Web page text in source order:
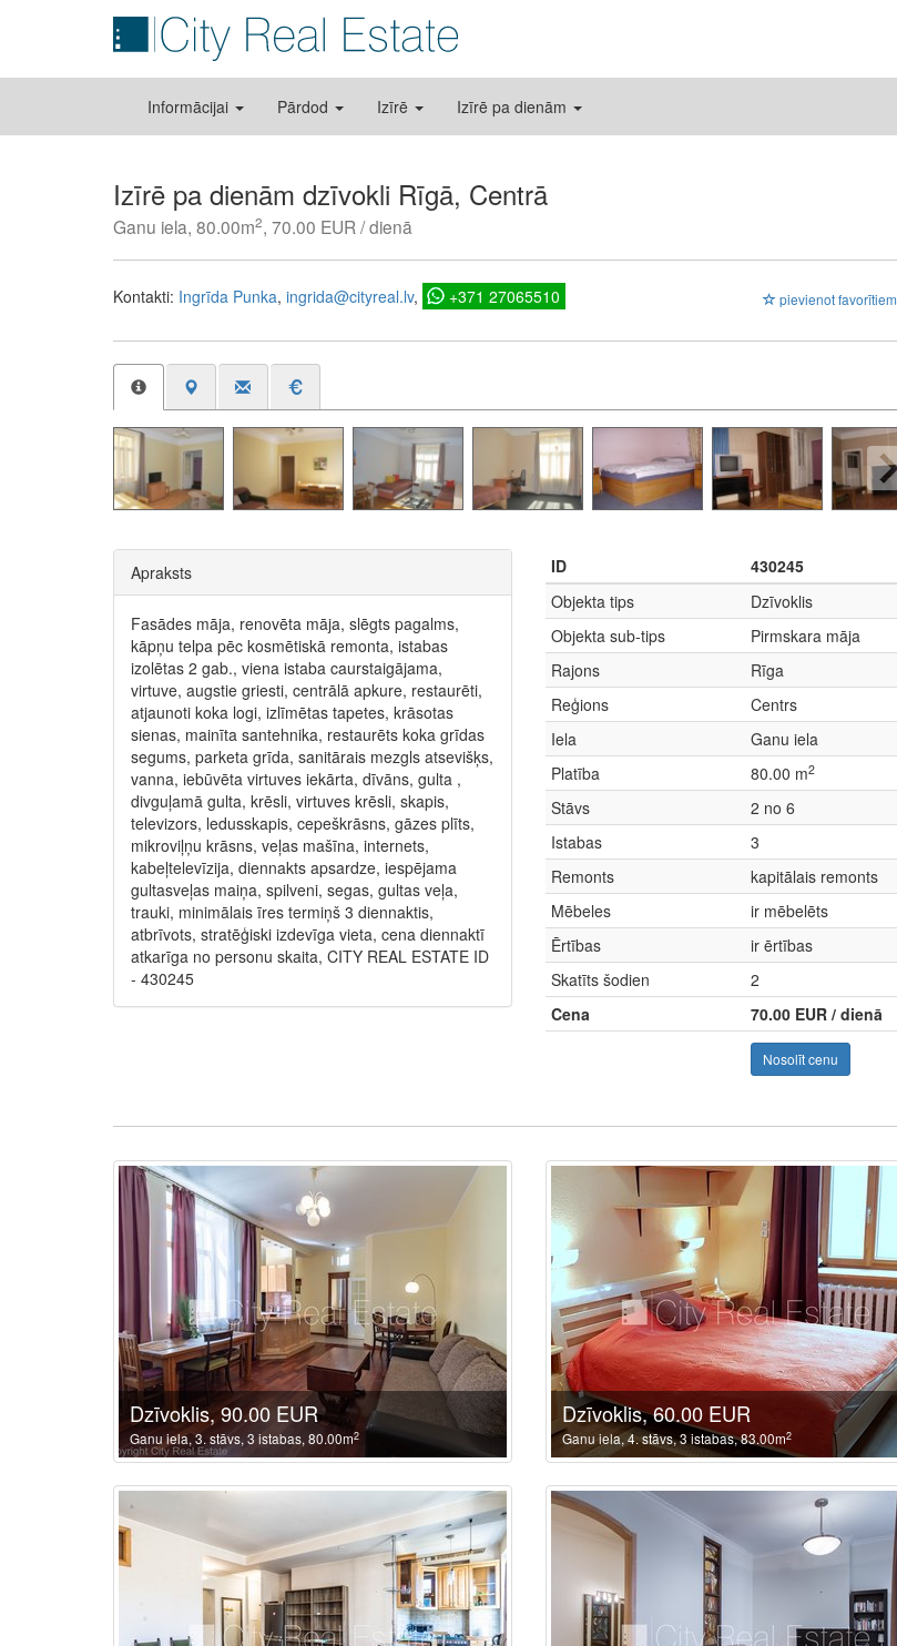
Informācijai Pārdod Izīrē Izīrē pa dienām
Izīrē pa dienām dzīvokli Rīgā, Centrā
Ganu iela, 80.00m2, 70.00 EUR / dienā
pievienot favorītiem
Kontakti: Ingrīda Punka ingrida@cityreal.lv +371 27065510
Apraksts
Fasādes māja, renovēta māja, slēgts pagalms,
kāpņu telpa pēc kosmētiskā remonta, istabas
izolētas 2 gab., viena istaba caurstaigājama,
virtuve, augstie griesti, centrālā apkure, restaurēti,
atjaunoti koka logi, izlīmētas tapetes, krāsotas
sienas, mainīta santehnika, restaurēts koka grīdas
segums, parketa grīda, sanitārais mezgls atsevišķs,
vanna, iebūvēta virtuves iekārta, dīvāns, gulta ,
divguļamā gulta, krēsli, virtuves krēsli, skapis,
televizors, ledusskapis, cepeškrāsns, gāzes plīts,
mikroviļņu krāsns, veļas mašīna, internets,
kabeļtelevīzija, diennakts apsardze, iespējama
gultasveļas maiņa, spilveni, segas, gultas veļa,
trauki, minimālais īres termiņš 3 diennaktis,
atbrīvots, stratēģiski izdevīga vieta, cena diennaktī
atkarīga no personu skaita, CITY REAL ESTATE ID
- 430245
ID
430245
Objekta tips
Dzīvoklis
Objekta sub-tips
Pirmskara māja
Rajons
Rīga
Reģions
Centrs
Iela
Ganu iela
Platība
80.00 m2
Stāvs
2 no 6
Istabas
3
Remonts
kapitālais remonts
Mēbeles
ir mēbelēts
Ērtības
ir ērtības
Skatīts šodien
2
Cena
70.00 EUR / dienā
Nosolīt cenu
Dzīvoklis, 90.00 EUR
Ganu iela, 3. stāvs, 3 istabas, 80.00m2
Dzīvoklis, 60.00 EUR
Ganu iela, 4. stāvs, 3 istabas, 83.00m2